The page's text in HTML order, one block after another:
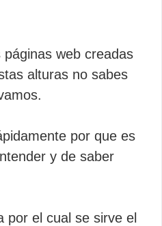
web creadas
alturas no sabes
por que es
y de saber
por el cual se sirve el